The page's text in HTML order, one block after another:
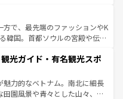
しており、サーフィンやダイ
ウトドア好きにはたまらな
な魅力を存分に味わいつくそ
る台湾東部など、都市の喧騒
おり、訪れる人に新しい発見と
た、奥深い台湾の食文化も魅
など、バラエティ豊かな料理
方で、最先端のファッションやK
韓国。首都ソウルの宮殿や伝統
折々の自然美を楽しむことが
肉、絶品のストリートフード
が待っている。夜には、韓国な
能できる。あたたかいホスピタ
光ガイド・有名観光スポ
魅力的なベトナム。南北に細長
田園風景や青々とした山々、世